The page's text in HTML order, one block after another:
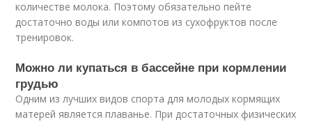
количестве молока. Поэтому обязательно пейте
достаточно воды или компотов из сухофруктов после
тренировок.
Можно ли купаться в бассейне при кормлении
грудью
Одним из лучших видов спорта для молодых кормящих
матерей является плаванье. При достаточных физических